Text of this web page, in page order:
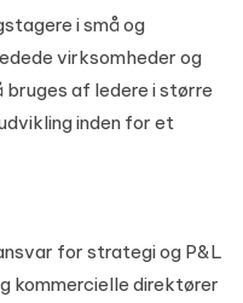
i små og
virksomheder og
af ledere i større
inden for et
for strategi og P&L
kommercielle direktører